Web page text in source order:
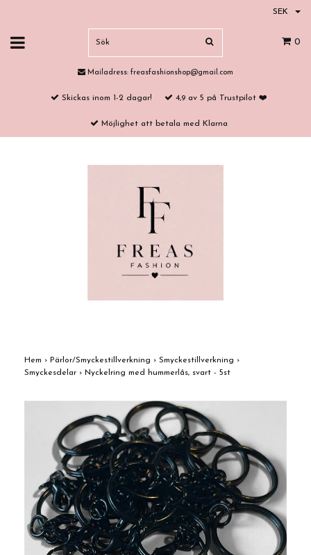
SEK
0
Mailadress: freasfashionshop@gmail.com
Skickas inom 1-2 dagar! 4,9 av 5 på Trustpilot ❤️
Möjlighet att betala med Klarna
Hem › Pärlor/Smyckestillverkning › Smyckestillverkning ›
Smyckesdelar › Nyckelring med hummerlås, svart - 5st